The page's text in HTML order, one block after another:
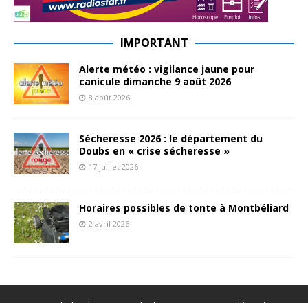
IMPORTANT
Alerte météo : vigilance jaune pour
canicule dimanche 9 août 2026
8 août 2026
Sécheresse 2026 : le département du
Doubs en « crise sécheresse »
17 juillet 2026
Horaires possibles de tonte à Montbéliard
2 avril 2026